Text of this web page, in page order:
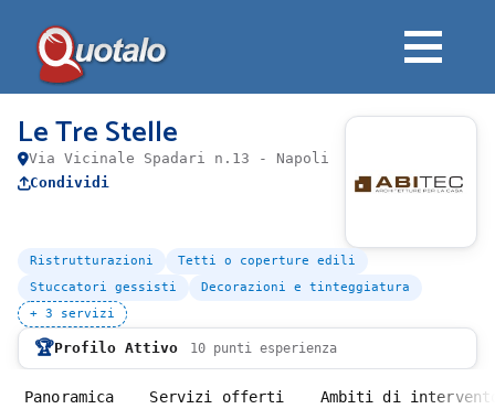
Le Tre Stelle
Via Vicinale Spadari n.13 - Napoli
Condividi
Ristrutturazioni
Tetti o coperture edili
Stuccatori gessisti
Decorazioni e tinteggiatura
+ 3 servizi
🏆Profilo Attivo 10 punti esperienza
Panoramica Servizi offerti Ambiti di